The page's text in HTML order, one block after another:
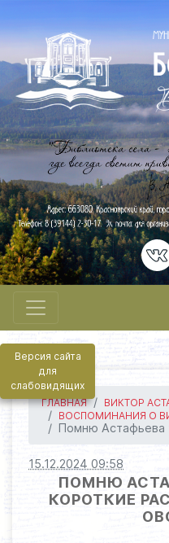
Версия сайта
для
слабовидящих
ГЛАВНАЯ
ВИКТОР
ВОСПОМИНАНИЯ О
Помню Астафьева
15.12.2024 09:58
ПОМНЮ
КОРОТКИЕ